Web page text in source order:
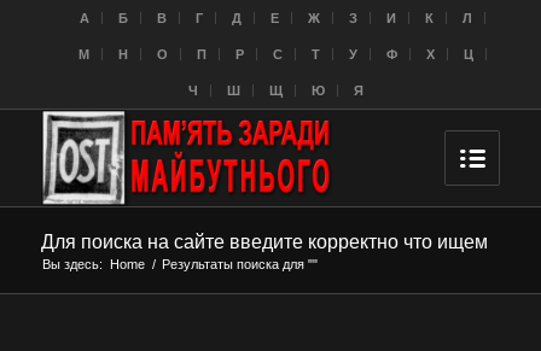
A Б В Г Д Е Ж З И К Л
M Н О П Р С Т У Ф Х Ц
Ч Ш Щ Ю Я
Для поиска на сайте введите корректно что ищем
Вы здесь: Home / Результаты поиска для ""